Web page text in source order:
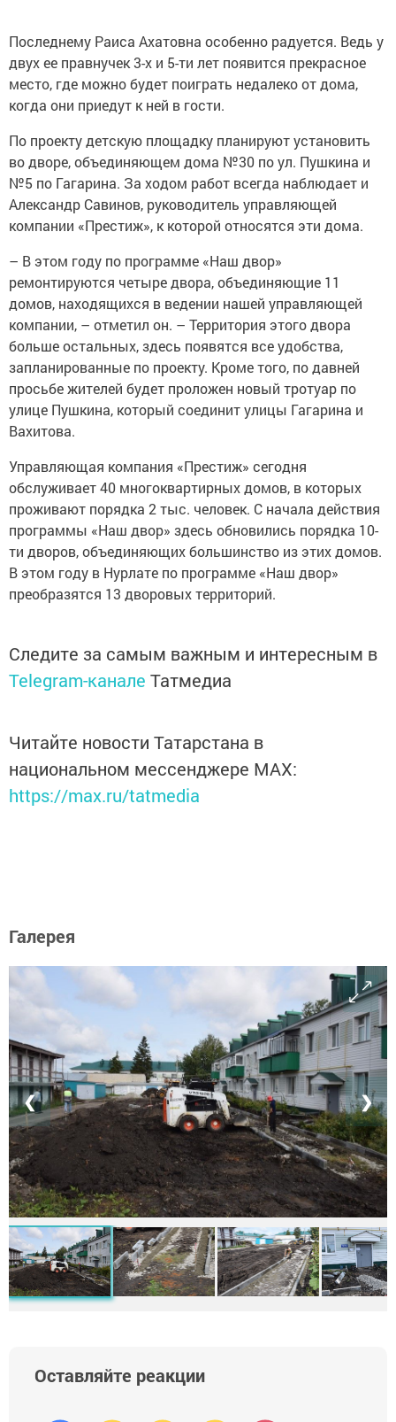
Последнему Раиса Ахатовна особенно радуется. Ведь у
двух ее правнучек 3-х и 5-ти лет появится прекрасное
место, где можно будет поиграть недалеко от дома,
когда они приедут к ней в гости.
По проекту детскую площадку планируют установить
во дворе, объединяющем дома №30 по ул. Пушкина и
№5 по Гагарина. За ходом работ всегда наблюдает и
Александр Савинов, руководитель управляющей
компании «Престиж», к которой относятся эти дома.
– В этом году по программе «Наш двор»
ремонтируются четыре двора, объединяющие 11
домов, находящихся в ведении нашей управляющей
компании, – отметил он. – Территория этого двора
больше остальных, здесь появятся все удобства,
запланированные по проекту. Кроме того, по давней
просьбе жителей будет проложен новый тротуар по
улице Пушкина, который соединит улицы Гагарина и
Вахитова.
Управляющая компания «Престиж» сегодня
обслуживает 40 многоквартирных домов, в которых
проживают порядка 2 тыс. человек. С начала действия
программы «Наш двор» здесь обновились порядка 10-
ти дворов, объединяющих большинство из этих домов.
В этом году в Нурлате по программе «Наш двор»
преобразятся 13 дворовых территорий.
Следите за самым важным и интересным в
Telegram-канале Татмедиа
Читайте новости Татарстана в
национальном мессенджере MАХ:
https://max.ru/tatmedia
Галерея
❮ ❯
Оставляйте реакции